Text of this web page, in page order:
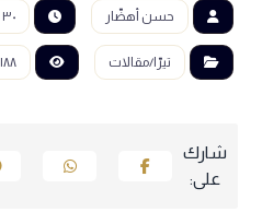
حسن أهضّار ٣٠ ديسمبر، ٢٠٢٥
تيرّا/مقالات ١٨٨